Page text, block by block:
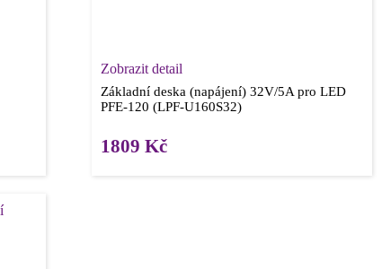
Zobrazit detail
Základní deska (napájení) 32V/5A pro LED
PFE-120 (LPF-U160S32)
1809 Kč